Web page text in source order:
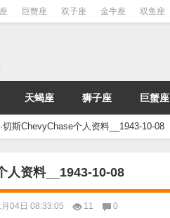
巨蟹座 双子座 金牛座 双鱼座
天蝎座 狮子座 巨蟹座
切斯ChevyChase个人资料__1943-10-08
人资料__1943-10-08
04日 08:33:05 11 0